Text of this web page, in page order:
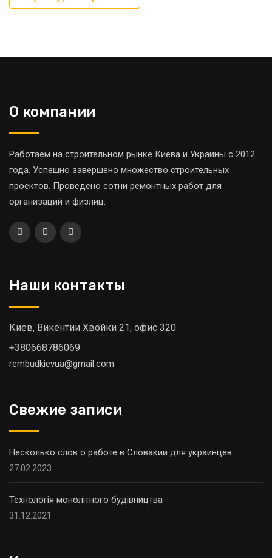
О компании
Работаем на строительном рынке Киева и Украины с 2012
года. Успешно завершено множество строительных
проектов. Проведено сотни ремонтных работ для
организаций и физлиц.
Наши контакты
Киев, Викентии Хвойки 21, офис 320
+380668786069
rembudkievua@gmail.com
Свежие записи
Несколько слов о работе в Словакии для украинцев
27.02.2023
Технологія монолітного будівництва
31.12.2021